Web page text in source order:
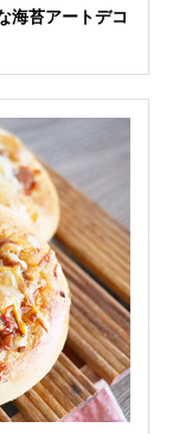
海苔アートデコ